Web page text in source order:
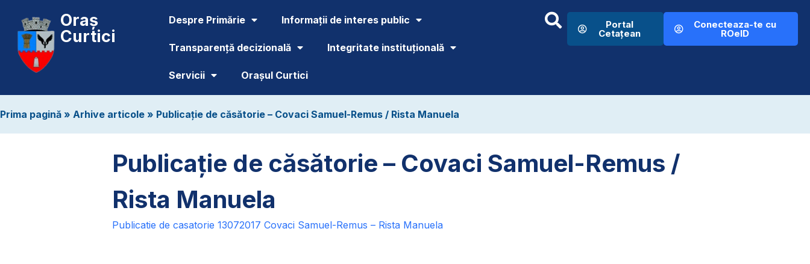
Oraș
Curtici
Despre Primărie Informații de interes public
Transparență decizională Integritate instituțională
Servicii Orașul Curtici
Portal
Cetațean
Conecteaza-te cu
ROeID
Prima pagină » Arhive articole » Publicație de căsătorie – Covaci Samuel-Remus / Rista Manuela
Publicație de căsătorie – Covaci Samuel-Remus /
Rista Manuela
Publicatie de casatorie 13072017 Covaci Samuel-Remus – Rista Manuela